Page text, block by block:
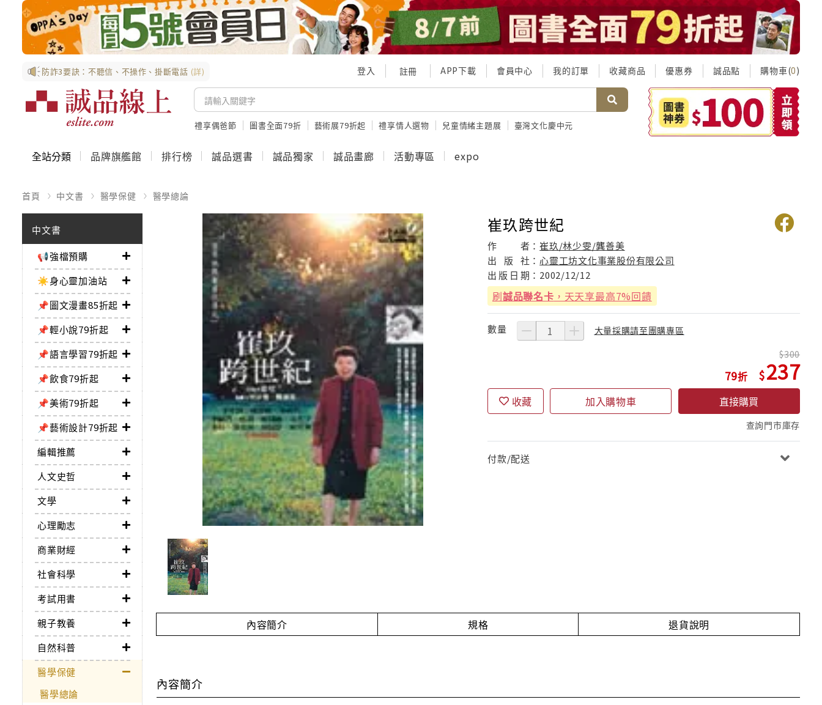
防詐3要訣：不聽信、不操作、掛斷電話 (詳) 登入 註冊 APP下載 會員中心 我的訂單 收藏商品 優惠券 誠品點 購物車(0)
禮享偶爸節 圖書全面79折 藝術展79折起 禮享情人選物 兒童情緒主題展 臺灣文化慶中元
全站分類 品牌旗艦館 排行榜 誠品選書 誠品獨家 誠品畫廊 活動專區 expo
首頁 中文書 醫學保健 醫學總論
中文書
📢強檔預購
☀️身心靈加油站
📌圖文漫畫85折起
📌輕小說79折起
📌語言學習79折起
📌飲食79折起
📌美術79折起
📌藝術設計79折起
編輯推薦
人文史哲
文學
心理勵志
商業財經
社會科學
考試用書
親子教養
自然科普
醫學保健
醫學總論
崔玖跨世紀
作 者：崔玖/林少雯/龔善美
出
版 社：心靈工坊文化事業股份有限公司
出 版 日 期： 2002/12/12
刷誠品聯名卡 ，天天享最高7%回饋
數量 大量採購請至團購專區
79
300
237
收藏 加入購物車 直接購買
查詢門市庫存
付款/配送
內容簡介 規格 退貨說明
內容簡介